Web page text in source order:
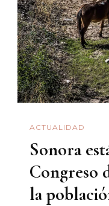
ACTUALIDAD
Sonora
Congreso
la